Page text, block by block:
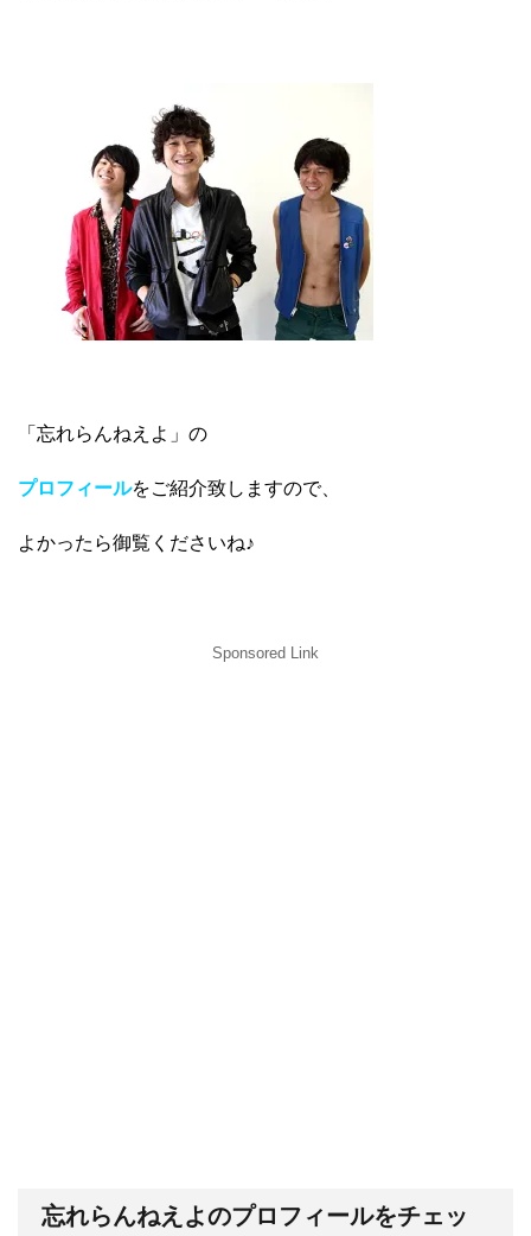
「忘れらんねえよ」の
プロフィールをご紹介致しますので、
よかったら御覧くださいね♪
Sponsored Link
忘れらんねえよのプロフィールをチェッ